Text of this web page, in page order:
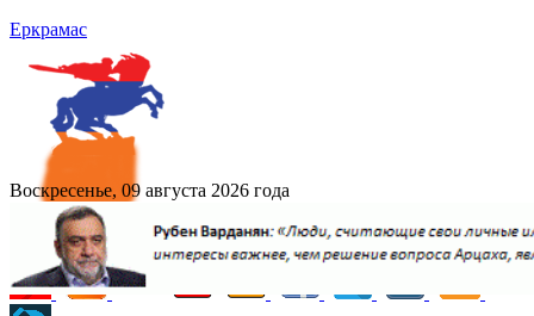
Еркрамас
Воскресенье, 09 августа 2026 года